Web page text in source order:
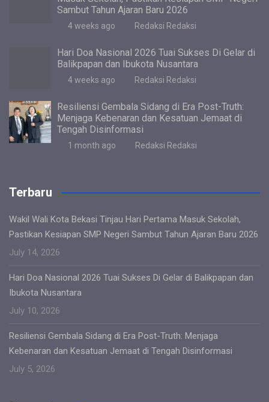
Sambut Tahun Ajaran Baru 2026
4 weeks ago Redaksi Redaksi
Hari Doa Nasional 2026 Tuai Sukses Di Gelar di
Balikpapan dan Ibukota Nusantara
4 weeks ago Redaksi Redaksi
Resiliensi Gembala Sidang di Era Post-Truth:
Menjaga Kebenaran dan Kesatuan Jemaat di
Tengah Disinformasi
1 month ago Redaksi Redaksi
Terbaru
Wakil Wali Kota Bekasi Tinjau Hari Pertama Masuk Sekolah,
Pastikan Kesiapan SMP Negeri Sambut Tahun Ajaran Baru 2026
July 14, 2026
Hari Doa Nasional 2026 Tuai Sukses Di Gelar di Balikpapan dan
Ibukota Nusantara
July 10, 2026
Resiliensi Gembala Sidang di Era Post-Truth: Menjaga
Kebenaran dan Kesatuan Jemaat di Tengah Disinformasi
July 5, 2026